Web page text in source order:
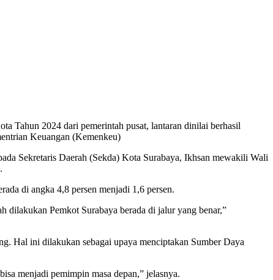
Tahun 2024 dari pemerintah pusat, lantaran dinilai berhasil
Keuangan (Kemenkeu)
Sekretaris Daerah (Sekda) Kota Surabaya, Ikhsan mewakili Wali
di angka 4,8 persen menjadi 1,6 persen.
dilakukan Pemkot Surabaya berada di jalur yang benar,”
Hal ini dilakukan sebagai upaya menciptakan Sumber Daya
menjadi pemimpin masa depan,” jelasnya.